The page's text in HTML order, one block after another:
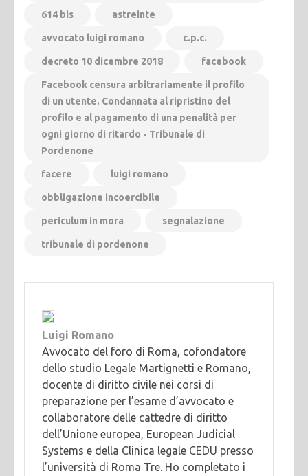
614 bis astreinte
avvocato luigi romano c.p.c.
decreto 10 dicembre 2018 facebook
Facebook censura arbitrariamente il profilo
di un utente. Condannata al ripristino del
profilo e al pagamento di una penalità per
ogni giorno di ritardo - Tribunale di
Pordenone
facere luigi romano
obbligazione incoercibile
periculum in mora segnalazione
tribunale di pordenone
Luigi Romano
Avvocato del foro di Roma, cofondatore
dello studio Legale Martignetti e Romano,
docente di diritto civile nei corsi di
preparazione per l’esame d’avvocato e
collaboratore delle cattedre di diritto
dell’Unione europea, European Judicial
Systems e della Clinica legale CEDU presso
l’università di Roma Tre. Ho completato i